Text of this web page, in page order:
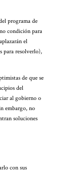
programa de
condición para
el
para resolverlo),
de que se
del
al gobierno o
embargo, no
soluciones
con sus